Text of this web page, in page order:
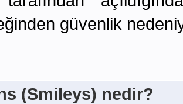
güvenlik
(Smileys) nedir?